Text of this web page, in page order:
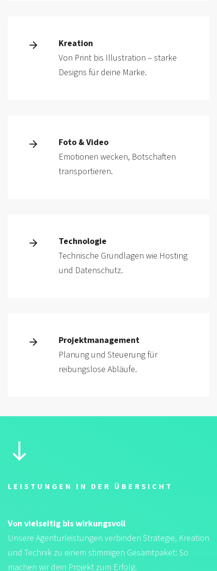
Kreation
Von Print bis Illustration – starke
Designs für deine Marke.
Foto & Video
Emotionen wecken, Botschaften
transportieren.
Technologie
Technische Grundlagen wie Hosting
und Datenschutz.
Projektmanagement
Planung und Steuerung für
reibungslose Abläufe.
LEISTUNGEN IN DER ÜBERSICHT
Von vielseitig bis wirkungsvoll
Unsere Agenturleistungen verbinden Strategie, Kreation
und Technik zu einem stimmigen Gesamtpaket: So
machen wir dein Projekt zum Erfolg.